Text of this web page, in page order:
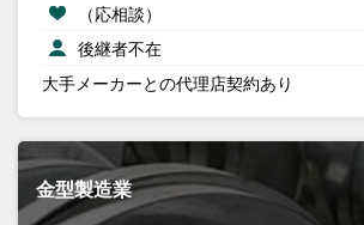
（応相談）
後継者不在
大手メーカーとの代理店契約あり
金型製造業